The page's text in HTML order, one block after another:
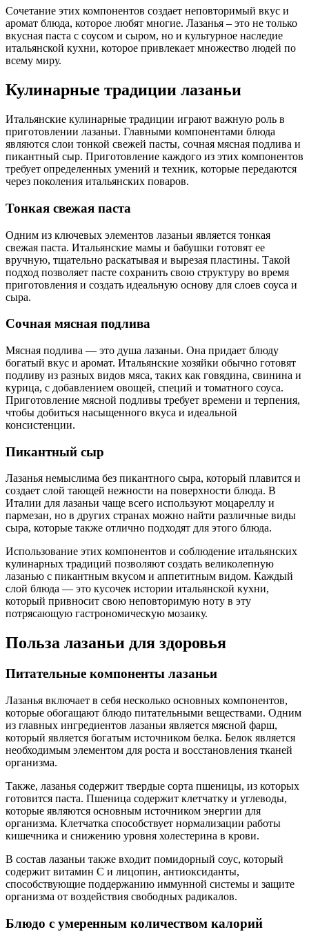
Сочетание этих компонентов создает неповторимый вкус и
аромат блюда, которое любят многие. Лазанья – это не только
вкусная паста с соусом и сыром, но и культурное наследие
итальянской кухни, которое привлекает множество людей по
всему миру.
Кулинарные традиции лазаньи
Итальянские кулинарные традиции играют важную роль в
приготовлении лазаньи. Главными компонентами блюда
являются слои тонкой свежей пасты, сочная мясная подлива и
пикантный сыр. Приготовление каждого из этих компонентов
требует определенных умений и техник, которые передаются
через поколения итальянских поваров.
Тонкая свежая паста
Одним из ключевых элементов лазаньи является тонкая
свежая паста. Итальянские мамы и бабушки готовят ее
вручную, тщательно раскатывая и вырезая пластины. Такой
подход позволяет пасте сохранить свою структуру во время
приготовления и создать идеальную основу для слоев соуса и
сыра.
Сочная мясная подлива
Мясная подлива — это душа лазаньи. Она придает блюду
богатый вкус и аромат. Итальянские хозяйки обычно готовят
подливу из разных видов мяса, таких как говядина, свинина и
курица, с добавлением овощей, специй и томатного соуса.
Приготовление мясной подливы требует времени и терпения,
чтобы добиться насыщенного вкуса и идеальной
консистенции.
Пикантный сыр
Лазанья немыслима без пикантного сыра, который плавится и
создает слой тающей нежности на поверхности блюда. В
Италии для лазаньи чаще всего используют моцареллу и
пармезан, но в других странах можно найти различные виды
сыра, которые также отлично подходят для этого блюда.
Использование этих компонентов и соблюдение итальянских
кулинарных традиций позволяют создать великолепную
лазанью с пикантным вкусом и аппетитным видом. Каждый
слой блюда — это кусочек истории итальянской кухни,
который привносит свою неповторимую ноту в эту
потрясающую гастрономическую мозаику.
Польза лазаньи для здоровья
Питательные компоненты лазаньи
Лазанья включает в себя несколько основных компонентов,
которые обогащают блюдо питательными веществами. Одним
из главных ингредиентов лазаньи является мясной фарш,
который является богатым источником белка. Белок является
необходимым элементом для роста и восстановления тканей
организма.
Также, лазанья содержит твердые сорта пшеницы, из которых
готовится паста. Пшеница содержит клетчатку и углеводы,
которые являются основным источником энергии для
организма. Клетчатка способствует нормализации работы
кишечника и снижению уровня холестерина в крови.
В состав лазаньи также входит помидорный соус, который
содержит витамин С и лицопин, антиоксиданты,
способствующие поддержанию иммунной системы и защите
организма от воздействия свободных радикалов.
Блюдо с умеренным количеством калорий